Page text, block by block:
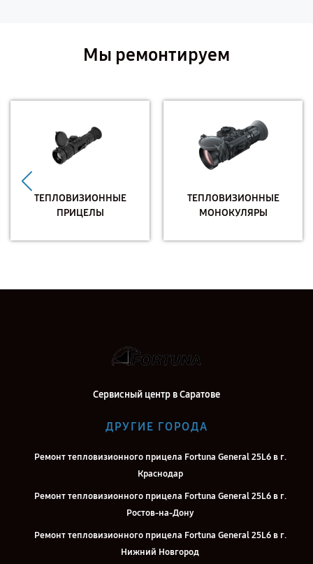
Мы ремонтируем
ТЕПЛОВИЗИОННЫЕ
ПРИЦЕЛЫ
ТЕПЛОВИЗИОННЫЕ
МОНОКУЛЯРЫ
Сервисный центр в Саратове
ДРУГИЕ ГОРОДА
Ремонт тепловизионного прицела Fortuna General 25L6 в г.
Краснодар
Ремонт тепловизионного прицела Fortuna General 25L6 в г.
Ростов-на-Дону
Ремонт тепловизионного прицела Fortuna General 25L6 в г.
Нижний Новгород